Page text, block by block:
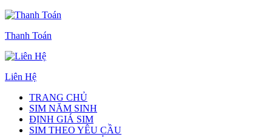
Thanh Toán
Liên Hệ
TRANG CHỦ
SIM NĂM SINH
ĐỊNH GIÁ SIM
SIM THEO YÊU CẦU